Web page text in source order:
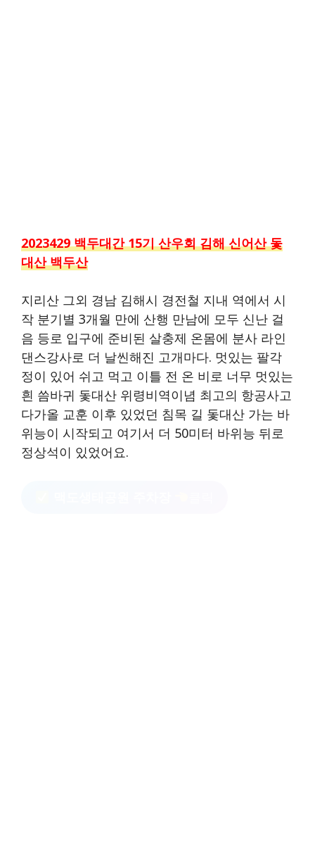
2023429 백두대간 15기 산우회 김해 신어산 돛
대산 백두산
지리산 그외 경남 김해시 경전철 지내 역에서 시
작 분기별 3개월 만에 산행 만남에 모두 신난 걸
음 등로 입구에 준비된 살충제 온몸에 분사 라인
댄스강사로 더 날씬해진 고개마다. 멋있는 팔각
정이 있어 쉬고 먹고 이틀 전 온 비로 너무 멋있는
흰 씀바귀 돛대산 위령비역이념 최고의 항공사고
다가올 교훈 이후 있었던 침목 길 돛대산 가는 바
위능이 시작되고 여기서 더 50미터 바위능 뒤로
정상석이 있었어요.